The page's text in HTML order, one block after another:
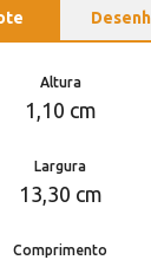
Altura
1,10 cm
Largura
13,30 cm
Comprimento